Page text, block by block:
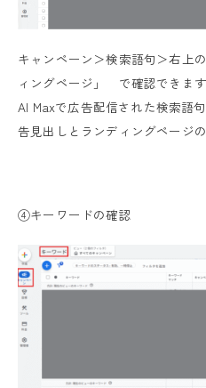
キャンペーン＞検索語句＞右上
ィングページ」 で確認できます
AI Maxで広告配信された検索語
告見出しとランディングページ
④キーワードの確認